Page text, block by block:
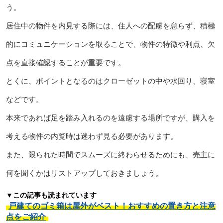
う。
居住中の物件を内見する際には、住人への配慮を怠らず、積極
的にコミュニケーションを取ることで、物件の特徴や利点、欠
点を直接確認することが重要です。
とくに、ポイントとなるのはクローゼットの中や水回り、寝室
などです。
本来であれば足を踏み入れるのを遠慮する場所ですが、購入を
考える物件の内覧時は迷わず見る必要があります。
また、限られた時間でスムーズに終わらせるためにも、売主に
何を聞くかはリストアップしておきましょう。
▼この記事も読まれています
戸建てのゴミ箱は屋外がベスト！おすすめの置き方と注意
点をご紹介